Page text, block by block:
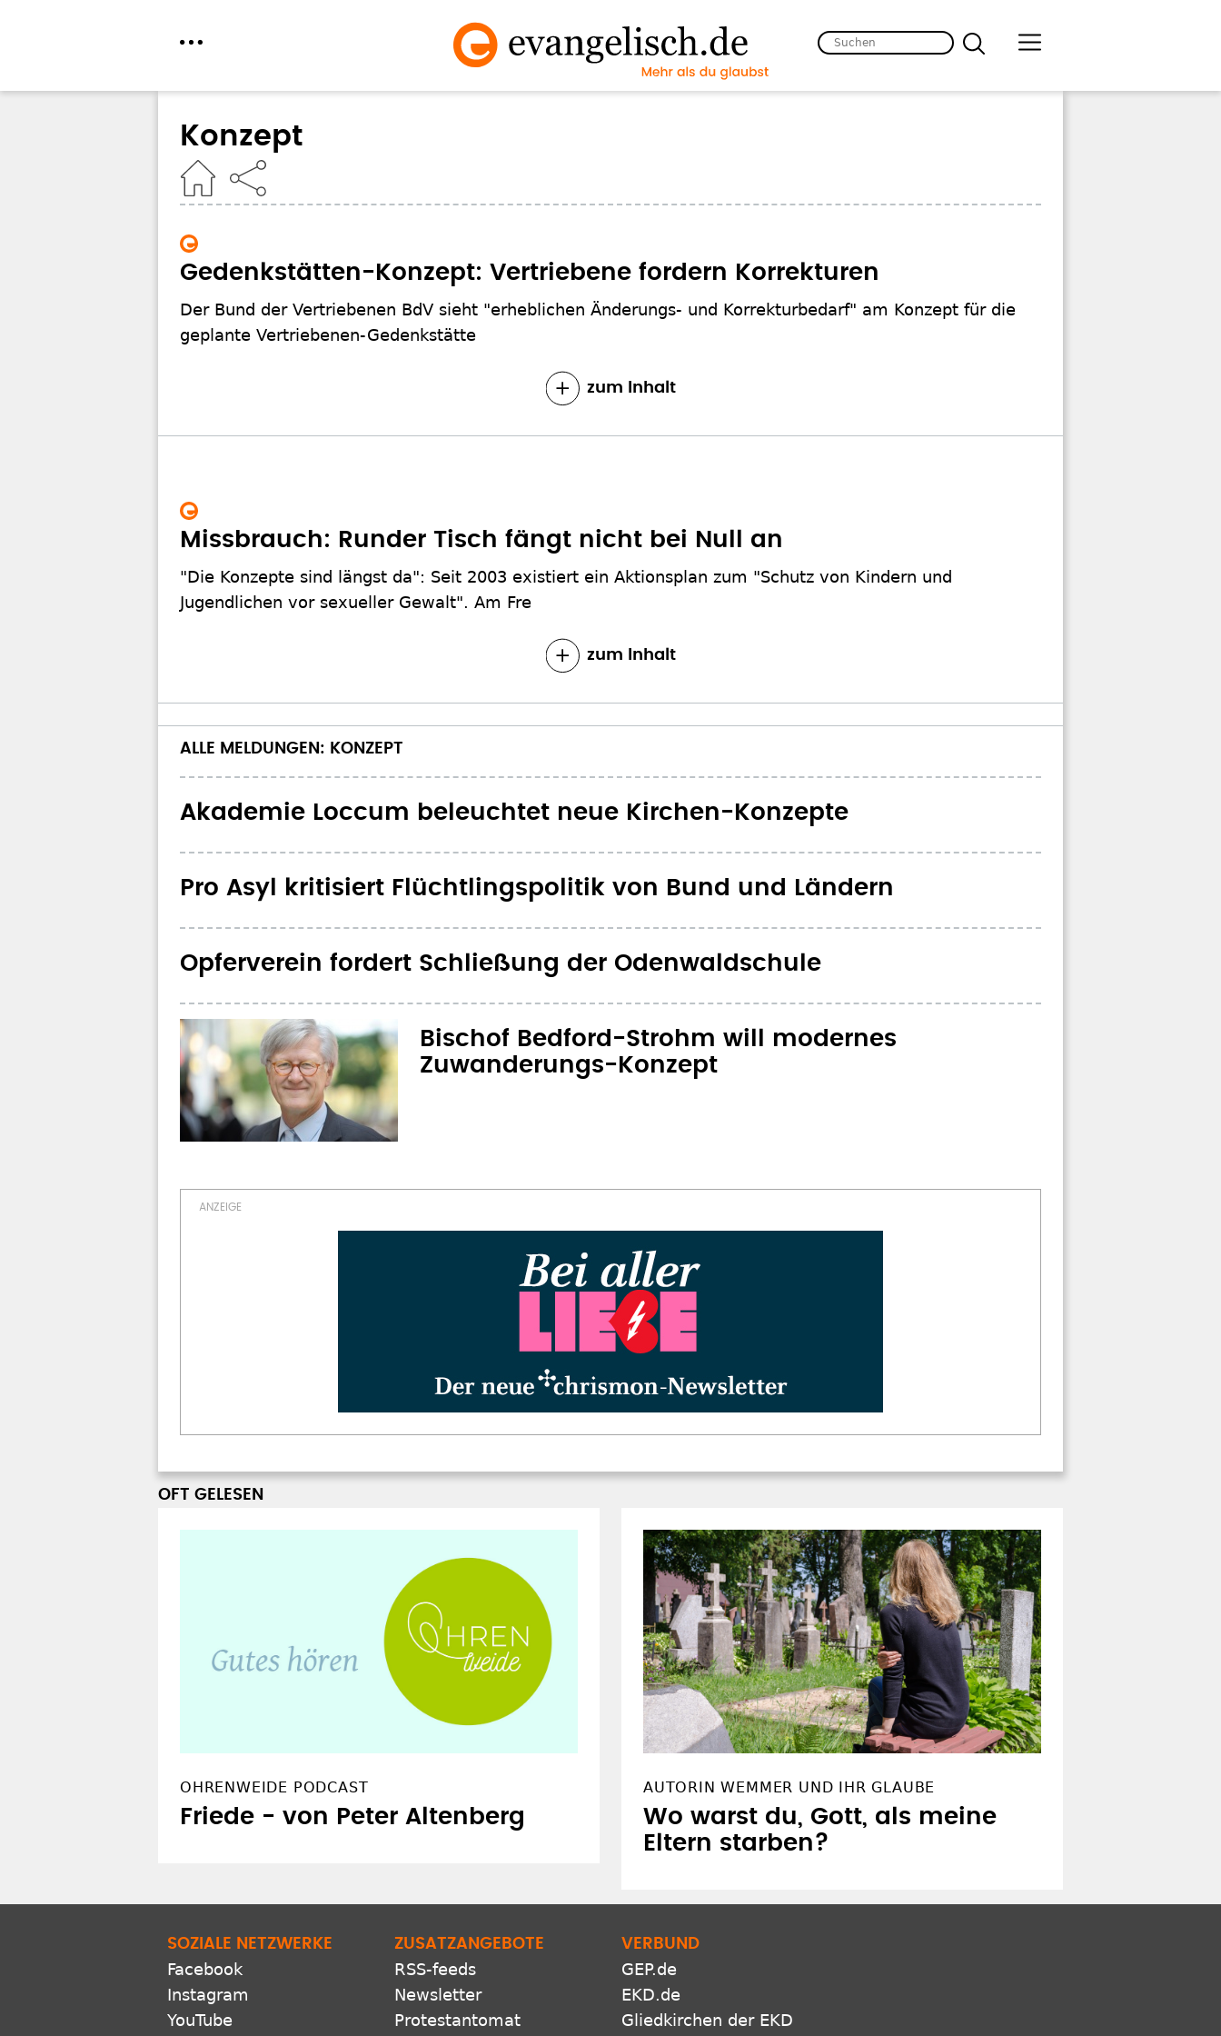
Konzept
Gedenkstätten-Konzept: Vertriebene fordern Korrekturen
Der Bund der Vertriebenen BdV sieht "erheblichen Änderungs- und Korrekturbedarf" am Konzept für die
geplante Vertriebenen-Gedenkstätte
zum Inhalt
Missbrauch: Runder Tisch fängt nicht bei Null an
"Die Konzepte sind längst da": Seit 2003 existiert ein Aktionsplan zum "Schutz von Kindern und
Jugendlichen vor sexueller Gewalt". Am Fre
zum Inhalt
ALLE MELDUNGEN: KONZEPT
Akademie Loccum beleuchtet neue Kirchen-Konzepte
Pro Asyl kritisiert Flüchtlingspolitik von Bund und Ländern
Opferverein fordert Schließung der Odenwaldschule
Bischof Bedford-Strohm will modernes
Zuwanderungs-Konzept
OFT GELESEN
OHRENWEIDE PODCAST
Friede - von Peter Altenberg
AUTORIN WEMMER UND IHR GLAUBE
Wo warst du, Gott, als meine
Eltern starben?
SOZIALE NETZWERKE
Facebook
Instagram
YouTube
ZUSATZANGEBOTE
RSS-feeds
Newsletter
Protestantomat
VERBUND
GEP.de
EKD.de
Gliedkirchen der EKD